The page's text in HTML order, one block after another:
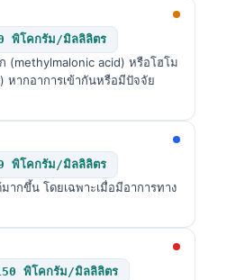
พิโคกรัม/มิลลิลิตร
(methylmalonic acid) หรือโฮโม
หากอาการเข้ากันหรือมีปัจจัย
พิโคกรัม/มิลลิลิตร
ากขึ้น โดยเฉพาะเมื่อมีอาการทาง
พิโคกรัม/มิลลิลิตร